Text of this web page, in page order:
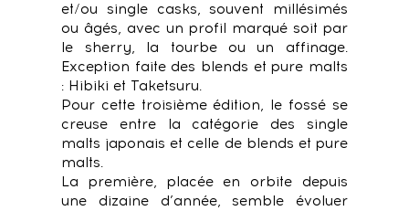
et/ou single casks, souvent millésimés
ou âgés, avec un profil marqué soit par
le sherry, la tourbe ou un affinage.
Exception faite des blends et pure malts
: Hibiki et Taketsuru.
Pour cette troisième édition, le fossé se
creuse entre la catégorie des single
malts japonais et celle de blends et pure
malts.
La première, placée en orbite depuis
une dizaine d’année, semble évoluer